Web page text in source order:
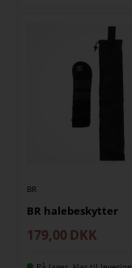
BR
BR halebeskytter
179,00 DKK